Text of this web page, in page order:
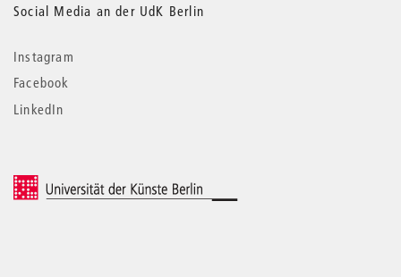
Social Media an der UdK Berlin
Instagram
Facebook
LinkedIn
© 2026 Universität der Künste Berlin